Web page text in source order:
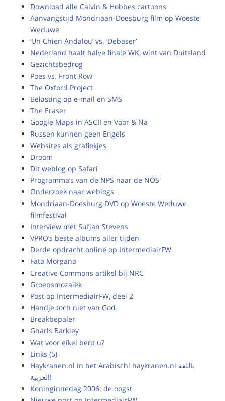
Download alle Calvin & Hobbes cartoons
Aanvangstijd Mondriaan-Doesburg film op Woeste
Weduwe
‘Un Chien Andalou’ vs. ‘Debaser’
Nederland haalt halve finale WK, wint van Duitsland
Gezichtsbedrog
Poes vs. Front Row
The Oxford Project
Belasting op e-mail en SMS
The Eraser
Google Maps in ASCII en Voor & Na
Russen kunnen geen Engels
Websites als grafiekjes
Droom
Dit weblog op Safari
Programma’s van de NPS naar de NOS
Onderzoek naar weblogs
Mondriaan-Doesburg DVD op Woeste Weduwe
filmfestival
Interview met Sufjan Stevens
VPRO’s beste albums aller tijden
Derde opdracht online op IntermediairFW
Fata Morgana
Creative Commons artikel bij NRC
Groepsmozaiëk
Post op IntermediairFW, deel 2
Handje toch niet van God
Breakbepaler
Gnarls Barkley
Wat voor eikel bent u?
Links (5)
Haykranen.nl in het Arabisch! haykranen.nl باللغة
العربية!
Koninginnedag 2006: de oogst